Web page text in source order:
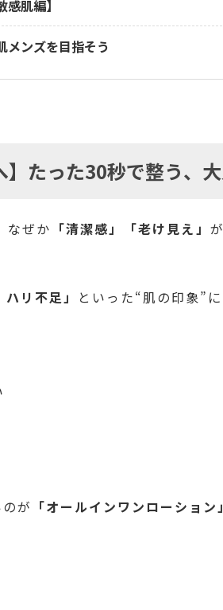
肌編】
メンズを目指そう
】たった30秒で整う、
なぜか 「清潔感」「老け見え」
リ不足」 といった“肌の印象”
が 「オールインワンローション